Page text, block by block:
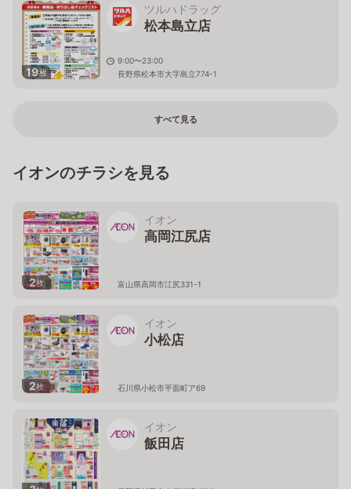
19枚
ツルハドラッグ
松本島立店
9:00〜23:00
長野県松本市大字島立774-1
すべて見る
イオンのチラシを見る
2枚
イオン
高岡江尻店
富山県高岡市江尻331-1
2枚
イオン
小松店
石川県小松市平面町ア69
イオン
飯田店